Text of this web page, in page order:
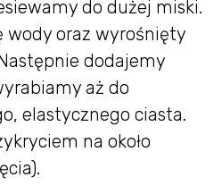
do dużej miski.
wody oraz wyrośnięty
dodajemy
aż do
elastycznego ciasta.
na około